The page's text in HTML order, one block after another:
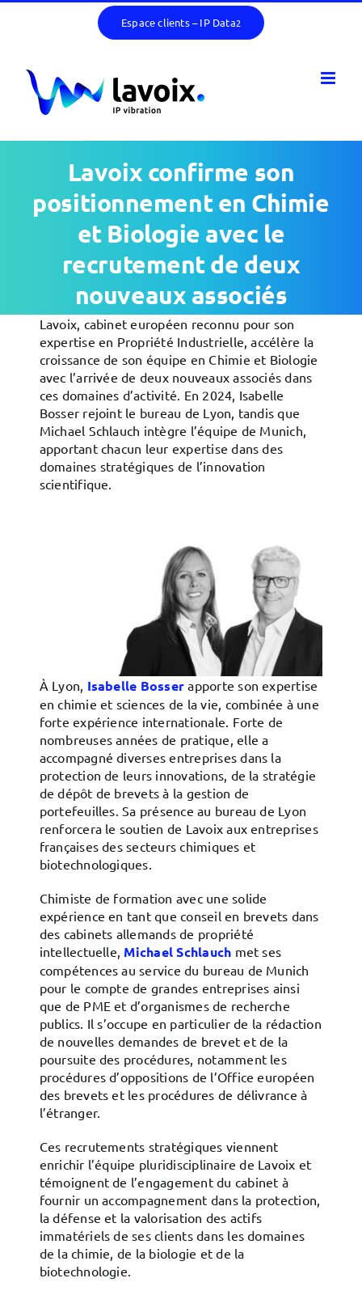
Espace clients – IP Data2
Lavoix confirme son
positionnement en Chimie
et Biologie avec le
recrutement de deux
nouveaux associés
Lavoix, cabinet européen reconnu pour son
expertise en Propriété Industrielle, accélère la
croissance de son équipe en Chimie et Biologie
avec l’arrivée de deux nouveaux associés dans
ces domaines d’activité. En 2024, Isabelle
Bosser rejoint le bureau de Lyon, tandis que
Michael Schlauch intègre l’équipe de Munich,
apportant chacun leur expertise dans des
domaines stratégiques de l’innovation
scientifique.
À Lyon, Isabelle Bosser apporte son expertise
en chimie et sciences de la vie, combinée à une
forte expérience internationale. Forte de
nombreuses années de pratique, elle a
accompagné diverses entreprises dans la
protection de leurs innovations, de la stratégie
de dépôt de brevets à la gestion de
portefeuilles. Sa présence au bureau de Lyon
renforcera le soutien de Lavoix aux entreprises
françaises des secteurs chimiques et
biotechnologiques.
Chimiste de formation avec une solide
expérience en tant que conseil en brevets dans
des cabinets allemands de propriété
intellectuelle, Michael Schlauch met ses
compétences au service du bureau de Munich
pour le compte de grandes entreprises ainsi
que de PME et d’organismes de recherche
publics. Il s’occupe en particulier de la rédaction
de nouvelles demandes de brevet et de la
poursuite des procédures, notamment les
procédures d’oppositions de l’Office européen
des brevets et les procédures de délivrance à
l’étranger.
Ces recrutements stratégiques viennent
enrichir l’équipe pluridisciplinaire de Lavoix et
témoignent de l’engagement du cabinet à
fournir un accompagnement dans la protection,
la défense et la valorisation des actifs
immatériels de ses clients dans les domaines
de la chimie, de la biologie et de la
biotechnologie.